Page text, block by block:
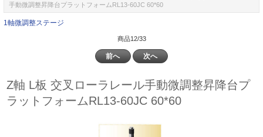
手動微調整昇降台プラットフォームRL13-60JC 60*60
1軸微調整ステージ
商品12/33
前へ 次へ
Z軸 L板 交叉ローラレール手動微調整昇降台プ
ラットフォームRL13-60JC 60*60